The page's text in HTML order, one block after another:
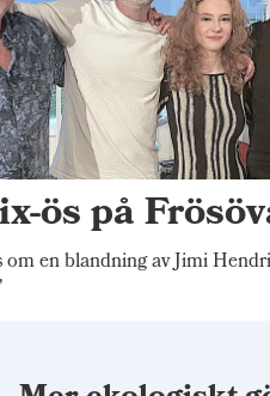
ös på
en blandning av Jimi